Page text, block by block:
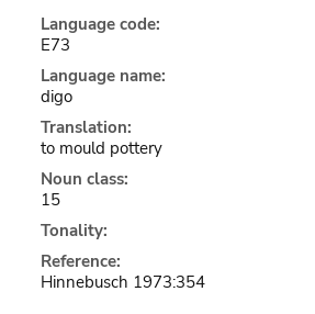
Language code:
E73
Language name:
digo
Translation:
to mould pottery
Noun class:
15
Tonality:
Reference:
Hinnebusch 1973:354